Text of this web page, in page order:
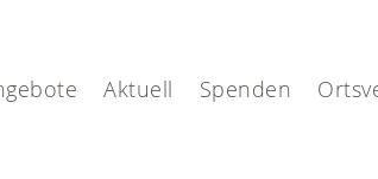
Aktuell Spenden